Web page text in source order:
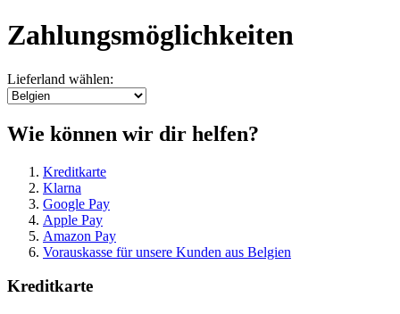
Zahlungsmöglichkeiten
Lieferland wählen:
Wie können wir dir helfen?
Kreditkarte
Klarna
Google Pay
Apple Pay
Amazon Pay
Vorauskasse für unsere Kunden aus Belgien
Kreditkarte